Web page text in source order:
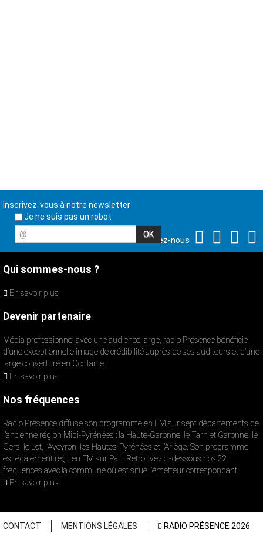
Inscrivez-vous à notre newsletter
Je ne suis pas un robot
@
Suivez-nous
Qui sommes-nous ?
En savoir plus
Devenir partenaire
Média professionnel avec une audience large, radio Présence bénéficie
d’une exceptionnelle image de crédibilité auprès de ses auditeurs et d’une
large couverture en Occitanie.
En savoir plus
Nos fréquences
Radio Présence diffuse son programme en FM sur sept départements de
l’ancienne région Midi-Pyrénées : la Haute-Garonne, le Tarn et Garonne, le
Gers, le Lot, l’Aveyron, les Hautes-Pyrénées et l’Ariège. Son programme
est également reçu en FM sur Pau. Retrouvez ci-dessous nos 22
fréquences avec la commune où est situé l’émetteur correspondant.
En savoir plus
CONTACT MENTIONS LÉGALES RADIO PRÉSENCE 2026